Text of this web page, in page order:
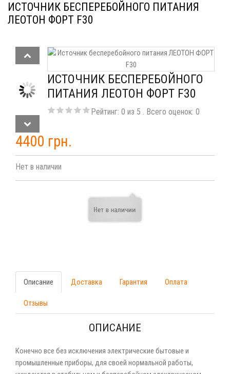
ИСТОЧНИК БЕСПЕРЕБОЙНОГО ПИТАНИЯ
ЛЕОТОН ФОРТ F30
ИСТОЧНИК БЕСПЕРЕБОЙНОГО
ПИТАНИЯ ЛЕОТОН ФОРТ F30
Рейтинг:0 из 5 . Всего оценок:0
4400 грн.
Нет в наличии
Описание Доставка Гарантия Оплата
Отзывы
ОПИСАНИЕ
Конечно все без исключения электрические бытовые и
промышленные приборы, для своей нормальной работы,